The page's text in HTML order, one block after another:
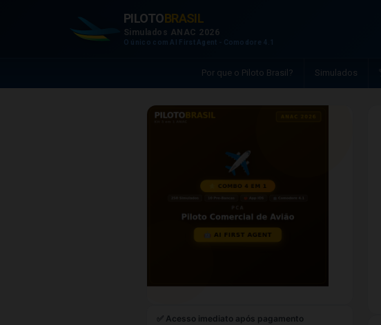
PILOTOBRASIL
Simulados ANAC 2026
O único com AI First Agent - Comodore 4.1
Por que o Piloto Brasil? Simulados
✅ Acesso imediato após pagamento